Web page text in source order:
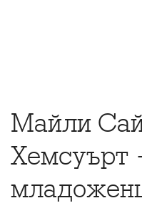
Майли